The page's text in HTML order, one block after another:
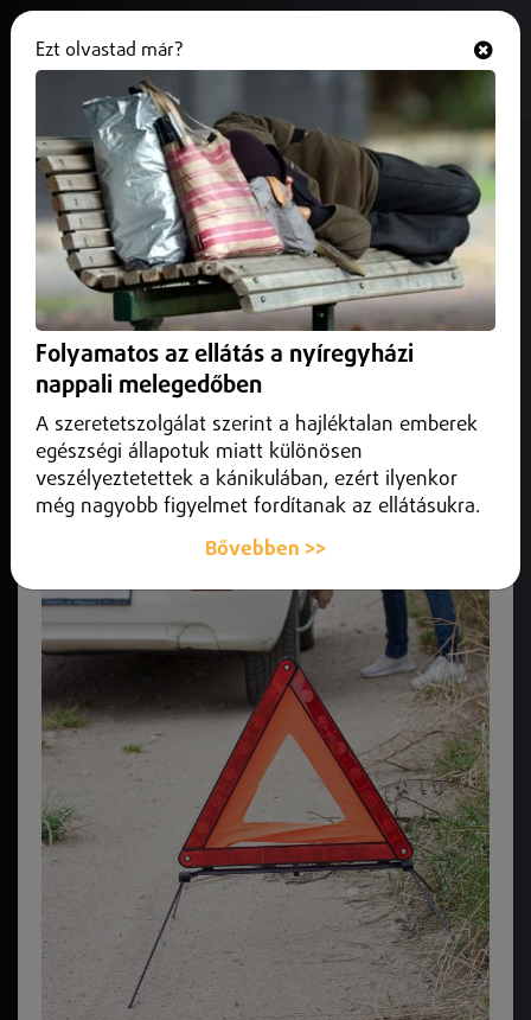
A láthatósági mellény hiánya
komoly pénzbírságot jelenthet
2025. július 13.Külföld
A fényvisszaverő mellény használata nemcsak szabály,
Ezt olvastad már?
Folyamatos az ellátás a nyíregyházi
nappali melegedőben
A szeretetszolgálat szerint a hajléktalan emberek
egészségi állapotuk miatt különösen
veszélyeztetettek a kánikulában, ezért ilyenkor
még nagyobb figyelmet fordítanak az ellátásukra.
Bővebben >>